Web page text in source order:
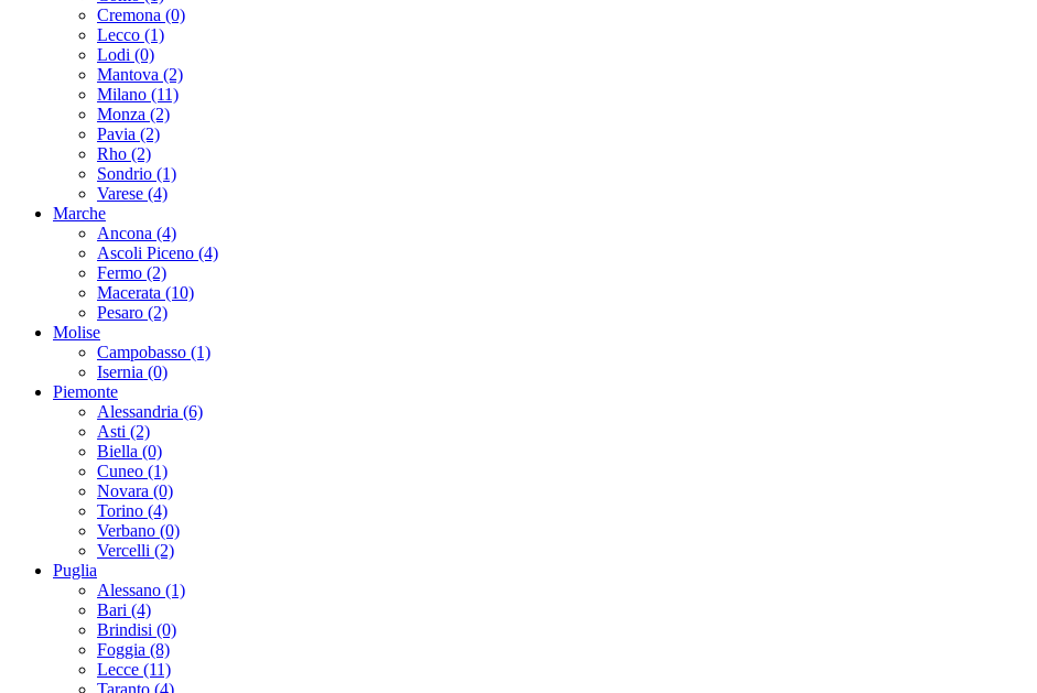
Cremona (0)
Lecco (1)
Lodi (0)
Mantova (2)
Milano (11)
Monza (2)
Pavia (2)
Rho (2)
Sondrio (1)
Varese (4)
Marche
Ancona (4)
Ascoli Piceno (4)
Fermo (2)
Macerata (10)
Pesaro (2)
Molise
Campobasso (1)
Isernia (0)
Piemonte
Alessandria (6)
Asti (2)
Biella (0)
Cuneo (1)
Novara (0)
Torino (4)
Verbano (0)
Vercelli (2)
Puglia
Alessano (1)
Bari (4)
Brindisi (0)
Foggia (8)
Lecce (11)